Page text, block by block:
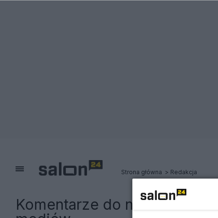
Strona główna Redakcja
Komentarze do notki: